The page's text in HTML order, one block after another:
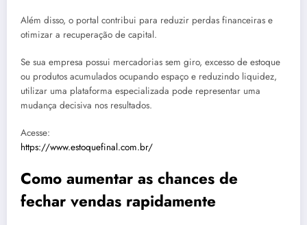
Além disso, o portal contribui para reduzir perdas financeiras e
otimizar a recuperação de capital.
Se sua empresa possui mercadorias sem giro, excesso de estoque
ou produtos acumulados ocupando espaço e reduzindo liquidez,
utilizar uma plataforma especializada pode representar uma
mudança decisiva nos resultados.
Acesse:
https://www.estoquefinal.com.br/
Como aumentar as chances de
fechar vendas rapidamente